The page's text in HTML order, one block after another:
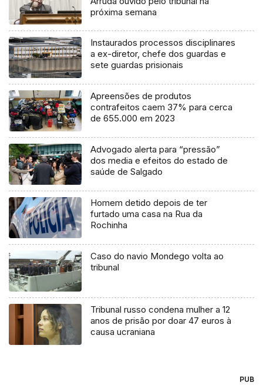
próxima semana
Instaurados processos disciplinares
a ex-diretor, chefe dos guardas e
sete guardas prisionais
Apreensões de produtos
contrafeitos caem 37% para cerca
de 655.000 em 2023
Advogado alerta para “pressão”
dos media e efeitos do estado de
saúde de Salgado
Homem detido depois de ter
furtado uma casa na Rua da
Rochinha
Caso do navio Mondego volta ao
tribunal
Tribunal russo condena mulher a 12
anos de prisão por doar 47 euros à
causa ucraniana
PUB